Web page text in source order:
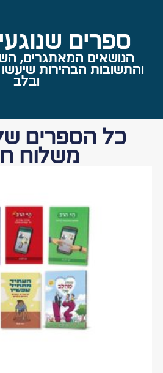
ספרים
הנושאים המאתגרים,
והתשובות הבהירות
ובלב
כל הספרים
משלוח